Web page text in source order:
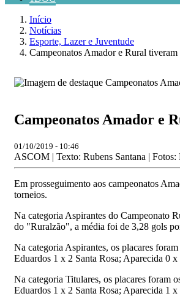
Início
Notícias
Esporte, Lazer e Juventude
Campeonatos Amador e Rural tiveram
Campeonatos Amador e
01/10/2019 - 10:46
ASCOM | Texto: Rubens Santana |
Em prosseguimento aos campeonatos
torneios.
Na categoria Aspirantes do Campeonato
do "Ruralzão", a média foi de 3,28 gols
Na categoria Aspirantes, os placares
Eduardos 1 x 2 Santa Rosa; Aparecida 0 x
Na categoria Titulares, os placares foram
Eduardos 1 x 2 Santa Rosa; Aparecida 1 x